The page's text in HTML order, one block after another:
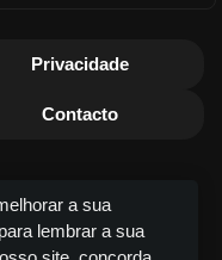
Privacidade
Contacto
a sua
lembrar a sua